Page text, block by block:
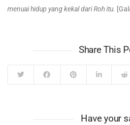
menuai hidup yang kekal dari Roh itu.
Share This
Have your